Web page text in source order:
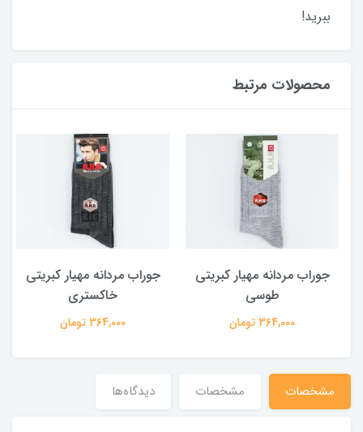
ببرید!
محصولات مرتبط
جوراب مردانه مهیار کبریتی
طوسی
364,000 تومان
جوراب مردانه مهیار کبریتی
خاکستری
364,000 تومان
مشخصات مشخصات دیدگاه‌ها